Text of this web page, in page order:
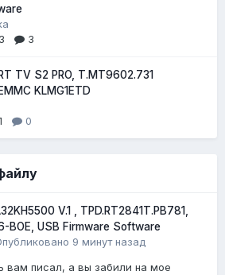
3
3
TV S2 PRO, T.MT9602.731
KLMG1ETD
0
V.1 , TPD.RT2841T.PB781,
BOE, USB Firmware Software
9 минут назад
вам писал, а вы забили на мое